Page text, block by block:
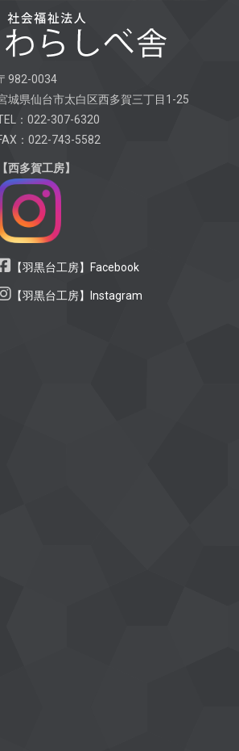
982-0034
城県仙台市太白区西多賀三丁目1-25
：022-307-6320
：022-743-5582
【西多賀工房】
【羽黒台工房】Facebook
【羽黒台工房】Instagram